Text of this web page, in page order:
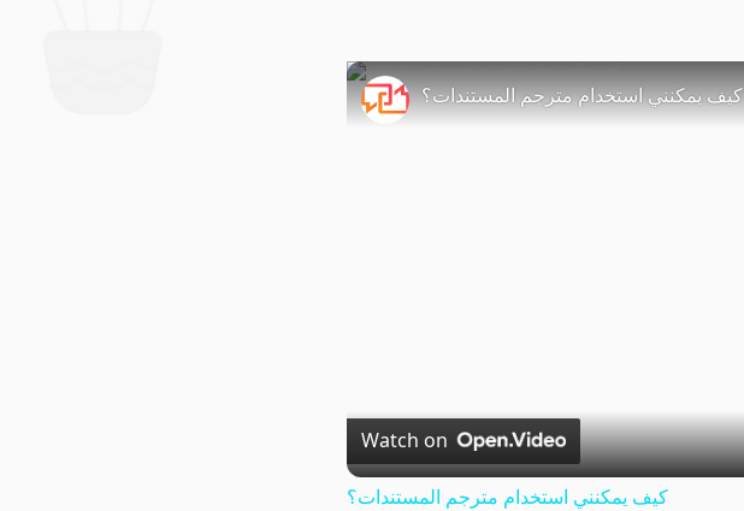
كيف يمكنني استخدام مترجم المستندات؟
Watch on
كيف يمكنني استخدام مترجم المستندات؟